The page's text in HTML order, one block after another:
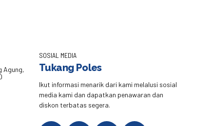
Agung,
SOSIAL MEDIA
Tukang Poles
Ikut informasi menarik dari kami melalusi sosial
media kami dan dapatkan penawaran dan
diskon terbatas segera.